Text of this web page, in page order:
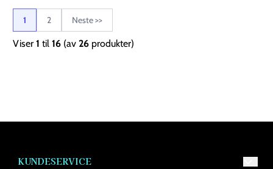
1 2 Neste >>
Viser 1 til 16 (av 26 produkter)
KUNDESERVICE